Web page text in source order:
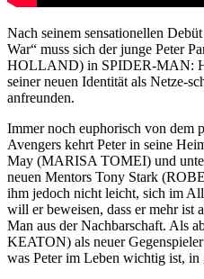
Nach seinem sensationellen
War“ muss sich der junge Peter
HOLLAND) in SPIDER-MAN:
seiner neuen Identität als Netze-
anfreunden.
Immer noch euphorisch von dem
Avengers kehrt Peter in seine
May (MARISA TOMEI) und
neuen Mentors Tony Stark
ihm jedoch nicht leicht, sich im
will er beweisen, dass er mehr ist
Man aus der Nachbarschaft. Als
KEATON) als neuer
was Peter im Leben wichtig ist, in